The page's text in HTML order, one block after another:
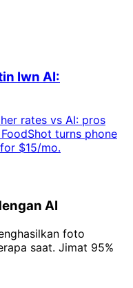
lwn AI:
rates vs AI: pros
turns phone
$15/mo.
AI
foto
saat. Jimat 95%